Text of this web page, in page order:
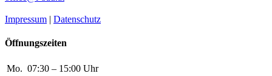
Impressum | Datenschutz
Öffnungszeiten
Mo. 07:30 – 15:00 Uhr